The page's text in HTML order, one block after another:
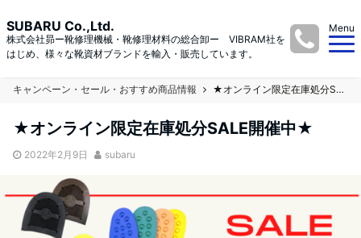
SUBARU Co.,Ltd.
株式会社昴ー靴修理機械・靴修理材料の総合卸ー VIBRAM社を
はじめ、様々な靴資材ブランドを輸入・販売しています。
Menu
キャンペーン・セール・おすすめ商品情報 ★オンライン限定在庫処分SALE開催中★
★オンライン限定在庫処分SALE開催中★
2022年2月9日 subaru